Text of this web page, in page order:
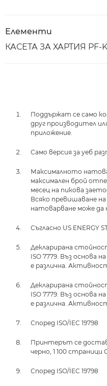
Елементи
КАСЕТА ЗА ХАРТИЯ PF-
Поддържат се само
друг производител
приложение.
Само версия за уеб
Максималното
максимален брой
месец на пикова
Всяко превишаване
натоварване може да
Съгласно US ENERGY
Декларирана
ISO 7779. Въз основа
е различна.
Декларирана
ISO 7779. Въз основа
е различна.
Според ISO/IEC 19798
Принтерът се
черно, 1 100
Според ISO/IEC 19798